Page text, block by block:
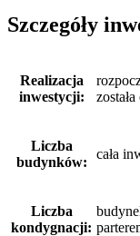
Szczegóły
Realizacja
inwestycji:
Liczba
budynków:
cała
Liczba
kondygnacji: